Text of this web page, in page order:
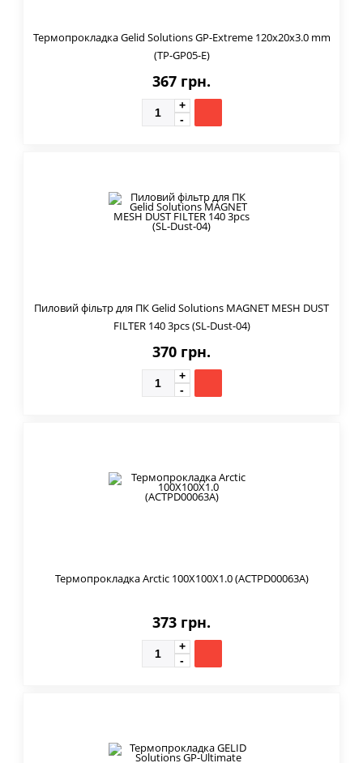
Термопрокладка Gelid Solutions GP-Extreme 120x20x3.0 mm
(TP-GP05-E)
367 грн.
Пиловий фільтр для ПК Gelid Solutions MAGNET MESH DUST
FILTER 140 3pcs (SL-Dust-04)
370 грн.
Термопрокладка Arctic 100X100X1.0 (ACTPD00063A)
373 грн.